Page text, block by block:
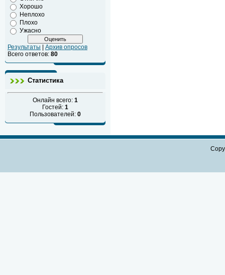
Хорошо
Неплохо
Плохо
Ужасно
Результаты
Архив опросов
Всего ответов: 80
Статистика
Онлайн всего: 1
Гостей: 1
Пользователей: 0